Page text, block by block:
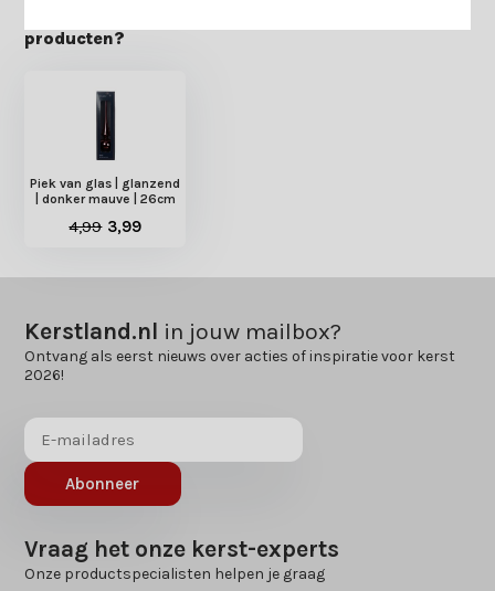
producten?
Piek van glas | glanzend
| donker mauve | 26cm
4,99 3,99
Kerstland.nl in jouw mailbox?
Ontvang als eerst nieuws over acties of inspiratie voor kerst
2026!
Abonneer
Vraag het onze kerst-experts
Onze productspecialisten helpen je graag